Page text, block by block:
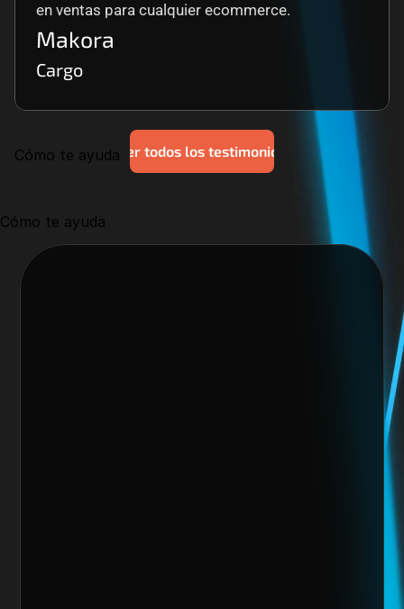
Cómo te ayuda
Ver todos los testimonios
en ventas para cualquier ecommerce.
Makora
Cargo
Cómo te ayuda